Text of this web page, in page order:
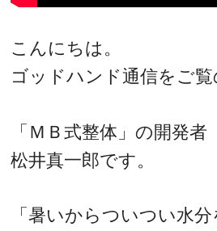
こんにちは。
ゴッドハンド通信をご覧
「ＭＢ式整体」の開発者
松井真一郎です。
「暑いからついつい水